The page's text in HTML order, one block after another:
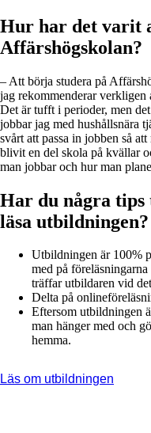
Hur har det varit
Affärshögskolan?
– Att börja studera på
jag rekommenderar verkligen
Det är tufft i perioder, men
jobbar jag med hushållsnära
svårt att passa in jobben så
blivit en del skola på kvällar
man jobbar och hur man
Har du några tips
läsa utbildningen?
Utbildningen är 100%
med på
träffar utbildaren vid
Delta på
Eftersom utbildningen
man hänger med och
hemma.
Läs om utbildningen